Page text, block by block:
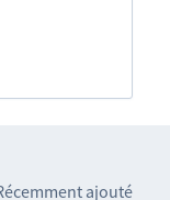
ajouté